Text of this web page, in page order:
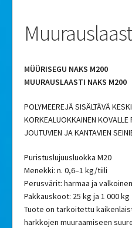
MÜÜRISEGU NAKS M200
MUURAUSLAASTI NAKS M200
POLYMEEREJÄ SISÄLTÄVÄ
KORKEALUOKKAINEN KOVALLE
JOUTUVIEN JA KANTAVIEN
Puristuslujuusluokka M20
Menekki: n. 0,6–1 kg/tiili
Perusvärit: harmaa ja valkoinen
Pakkauskoot: 25 kg ja 1 000 kg
Tuote on tarkoitettu
harkkojen muuraamiseen